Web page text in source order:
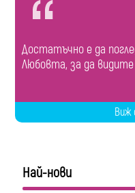
Достатъчно е да
Любовта, за да
Виж
Най-нови